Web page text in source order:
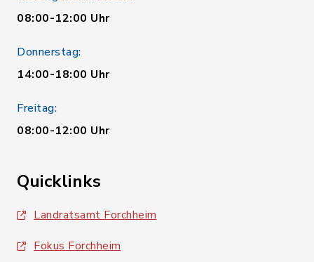
08:00-12:00 Uhr
Donnerstag:
14:00-18:00 Uhr
Freitag:
08:00-12:00 Uhr
Quicklinks
Landratsamt Forchheim
Fokus Forchheim